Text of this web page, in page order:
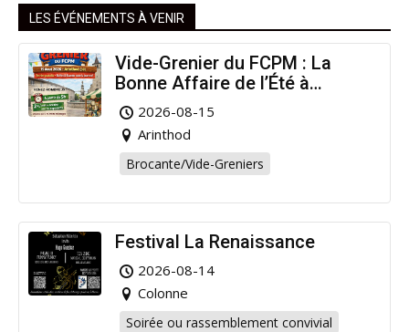
LES ÉVÉNEMENTS À VENIR
Vide-Grenier du FCPM : La
Bonne Affaire de l’Été à
Arinthod !
2026-08-15
Arinthod
Brocante/Vide-Greniers
Festival La Renaissance
2026-08-14
Colonne
Soirée ou rassemblement convivial